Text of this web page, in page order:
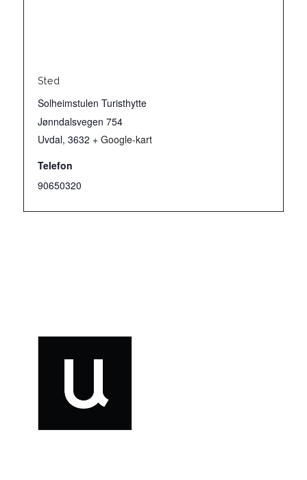
Sted
Solheimstulen Turisthytte
Jønndalsvegen 754
Uvdal, 3632 + Google-kart
Telefon
90650320